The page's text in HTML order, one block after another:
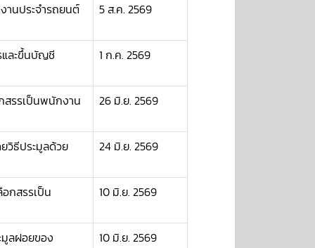
านประจำรถยนต์
5 ส.ค. 2569
และขึ้นบัญชี
1 ก.ค. 2569
สรรเป็นพนักงาน
26 มิ.ย. 2569
วิธีประมูลด้วย
24 มิ.ย. 2569
กสรรเป็น
10 มิ.ย. 2569
ลฝอยของ
10 มิ.ย. 2569